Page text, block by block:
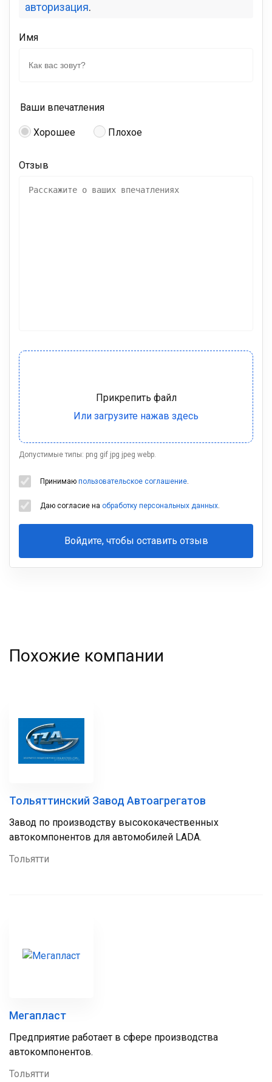
авторизация.
Имя
Ваши впечатления
Хорошее Плохое
Отзыв
Допустимые типы: png gif jpg jpeg webp.
Принимаю пользовательское соглашение.
Даю согласие на обработку персональных данных.
Войдите, чтобы оставить отзыв
Ваша
Похожие компании
Тольяттинский Завод Автоагрегатов
Завод по производству высококачественных
автокомпонентов для автомобилей LADA.
Тольятти
Мегапласт
Предприятие работает в сфере производства
автокомпонентов.
Тольятти